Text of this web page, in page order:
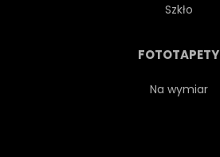
Szkło
FOTOTAPETY
Na wymiar